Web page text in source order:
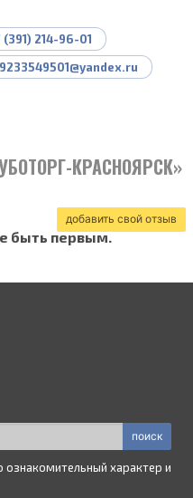
(391) 214-96-01
КРАСНОЯРСК»
добавить свой отзыв
быть первым.
поиск
характер и